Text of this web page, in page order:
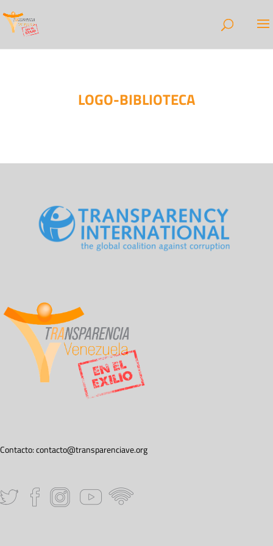
LOGO-BIBLIOTECA
Contacto:contacto@transparenciave.org